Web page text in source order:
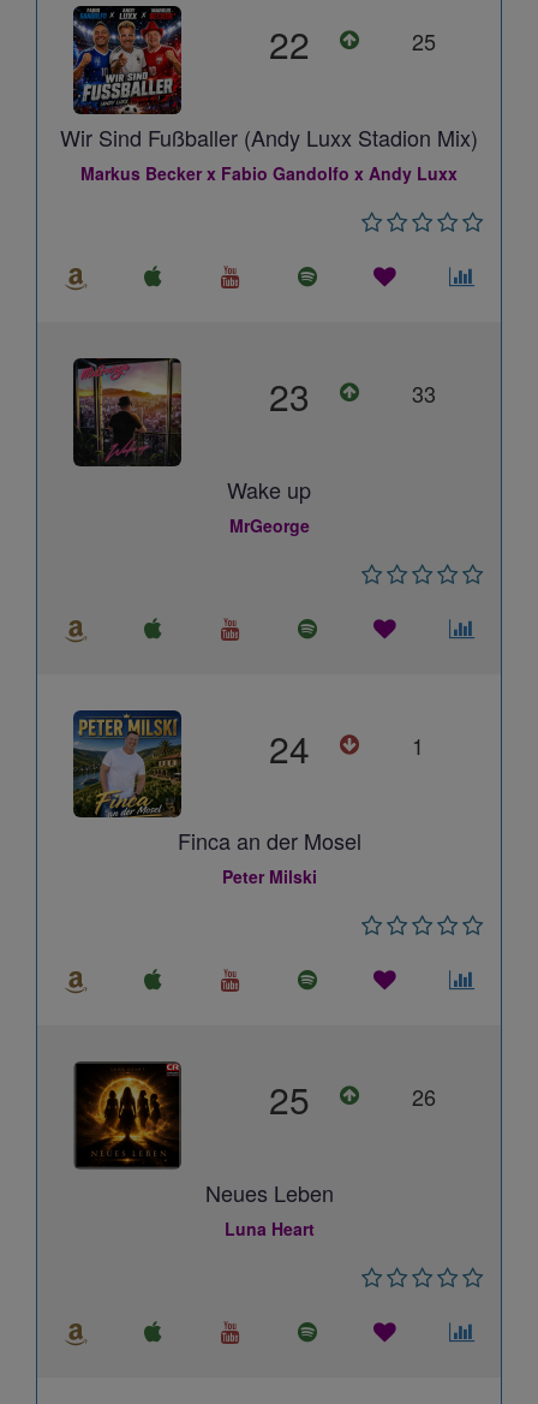
22 25
Wir Sind Fußballer (Andy Luxx Stadion Mix)
Markus Becker x Fabio Gandolfo x Andy Luxx
23 33
Wake up
MrGeorge
24 1
Finca an der Mosel
Peter Milski
25 26
Neues Leben
Luna Heart